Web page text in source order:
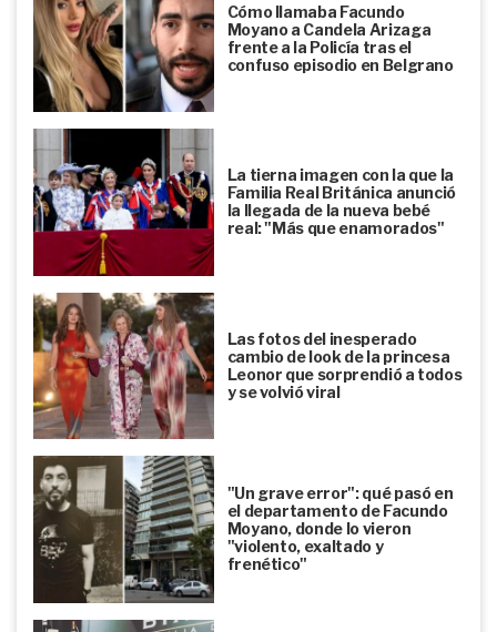
Cómo llamaba Facundo
Moyano a Candela Arizaga
frente a la Policía tras el
confuso episodio en Belgrano
La tierna imagen con la que la
Familia Real Británica anunció
la llegada de la nueva bebé
real: "Más que enamorados"
Las fotos del inesperado
cambio de look de la princesa
Leonor que sorprendió a todos
y se volvió viral
"Un grave error": qué pasó en
el departamento de Facundo
Moyano, donde lo vieron
"violento, exaltado y
frenético"